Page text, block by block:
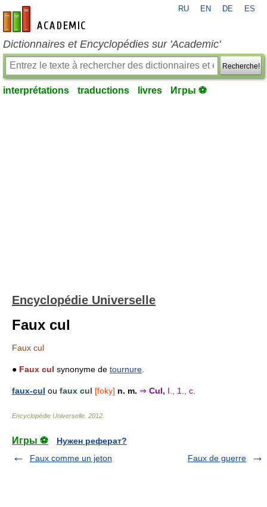
fr-academic.com
RU EN DE ES
Dictionnaires et Encyclopédies sur 'Academic'
Recherche!
interprétations traductions livres Игры ⚽
Encyclopédie Universelle
Faux cul
Faux cul
● Faux cul synonyme de tournure
faux-cul ou faux cul [foky] n. m. ⇒ Cul, I., 1., c.
Encyclopédie Universelle 2012
Игры ⚽
Нужен реферат?
Faux comme un jeton
Faux de guerre